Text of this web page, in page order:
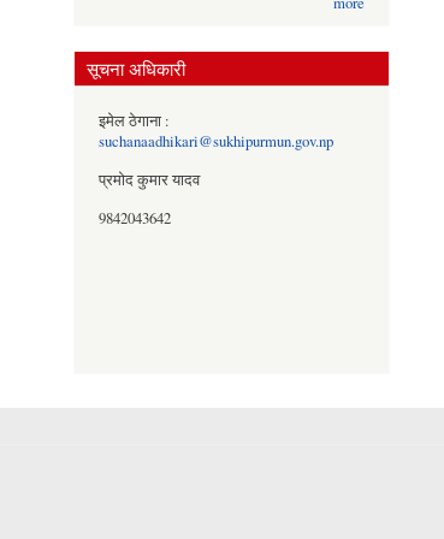
सूचना अधिकारी
इमेल ठेगाना :
suchanaadhikari@sukhipurmun.gov.np
प्रमोद कुमार यादव
9842043642